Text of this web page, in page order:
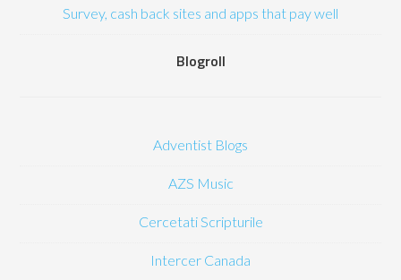
Survey, cash back sites and apps that pay well
Blogroll
Adventist Blogs
AZS Music
Cercetati Scripturile
Intercer Canada